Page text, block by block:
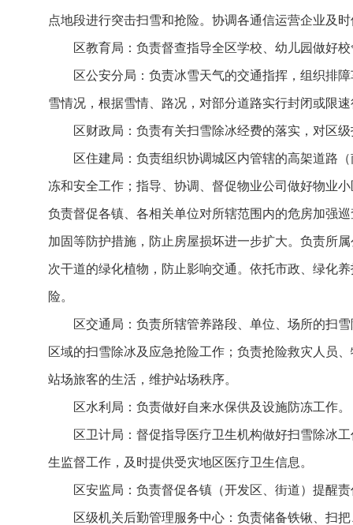
点地段进行突击扫雪和抢险。协调各通信运营企业及
区教育局：负责督查指导全区学校、幼儿园做好
区公安分局：负责冰雪天气的交通指挥，组织排
雪情况，根据雪情、路况，对部分道路实行封闭或限
区财政局：负责有关扫雪除冰经费的落实，对区
区住建局：负责组织协调城区内管辖的高架道路
冻和安全工作；指导、协调、督促物业公司做好物业
负责督促各镇、各相关单位对所辖范围内的危房加强
加固等防护措施，防止房屋损坏进一步扩大。负责所
次干道的绿化植物，防止影响交通。依托市政、绿化
险。
区交通局：负责所辖管养路段、单位、场所的扫
区域的扫雪除冰及应急抢险工作；负责抢险救灾人员
站场旅客的生活，维护站场秩序。
区水利局：负责做好自来水保供及设施防冻工作。
区卫计局：督促指导医疗卫生机构做好扫雪除冰
生监督工作，及时提供受灾地区医疗卫生信息。
区安监局：负责督促各镇（开发区、街道）提醒
区级机关后勤管理服务中心：负责储备铁锹、扫